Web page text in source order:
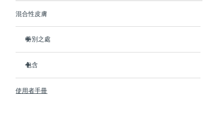
混合性皮膚
特別之處
物。
清除毛孔深處的雜質，減少爆痘的可能。
撫平細紋，幫助放鬆面部肌肉緊張點。
包含
USB 充電線
使用者手冊